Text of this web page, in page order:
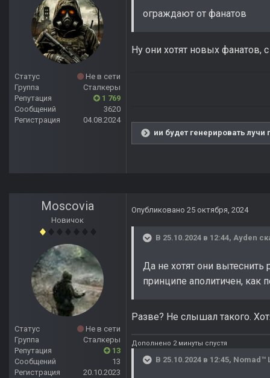
Статус
Не в сети
Группа
Сталкеры
Репутация
1 769
Сообщений
3620
Регистрация
04.08.2024
ограждают от фанатов
Ну они хотят новых фанатов,
ии будет генерировать
Moscovia
Новичок
Статус
Не в сети
Группа
Сталкеры
Репутация
13
Сообщений
13
Регистрация
20.10.2023
Опубликовано 25 октября, 2024
В 25.10.2024 в 12:44, Ayden
Да не хотят они вытеснить
принципе аполитичен, как
Разве? Не слышал такого.
Дополнено 2 минуты спустя
В 25.10.2024 в 12:45, Nomad™